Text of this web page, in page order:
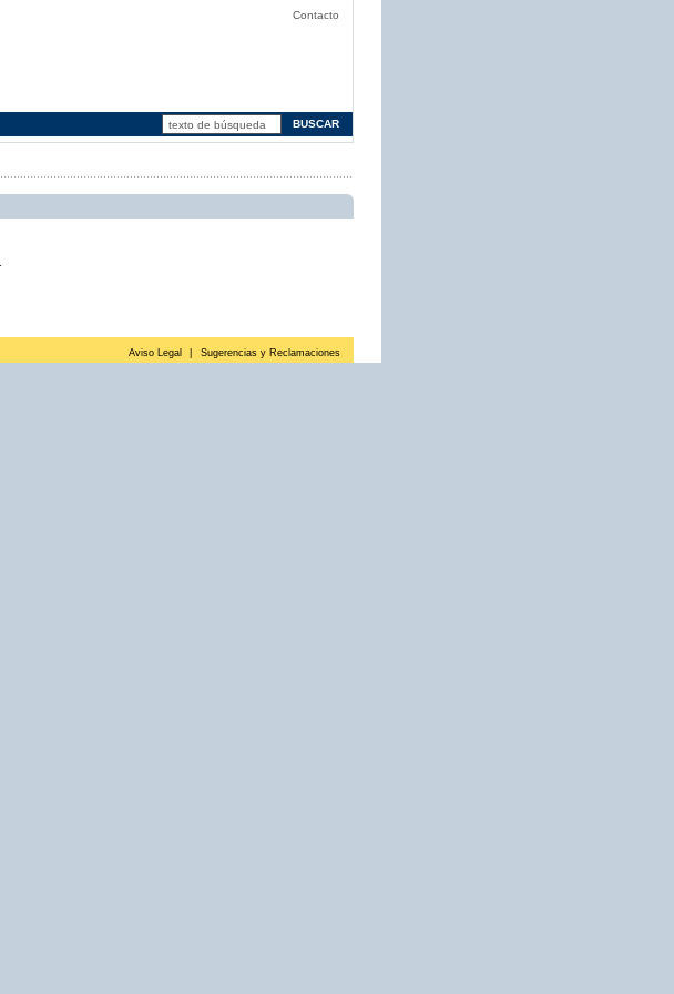
Contacto
Aviso Legal Sugerencias y Reclamaciones